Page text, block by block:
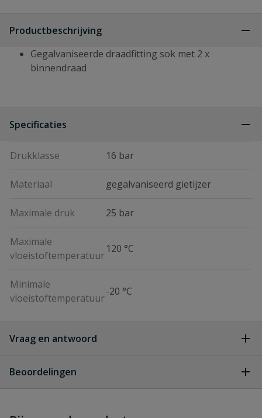
Productbeschrijving
Gegalvaniseerde draadfitting sok met 2 x
binnendraad
Specificaties
Drukklasse 16 bar
Materiaal gegalvaniseerd gietijzer
Maximale druk 25 bar
Maximale
vloeistoftemperatuur
120 °C
Minimale
vloeistoftemperatuur
-20 °C
Vraag en antwoord
Beoordelingen